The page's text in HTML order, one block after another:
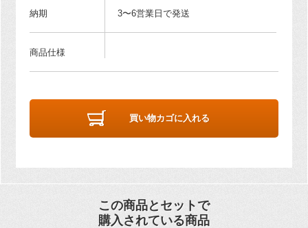
納期 3〜6営業日で発送
商品仕様
買い物カゴに入れる
この商品とセットで
購入されている商品